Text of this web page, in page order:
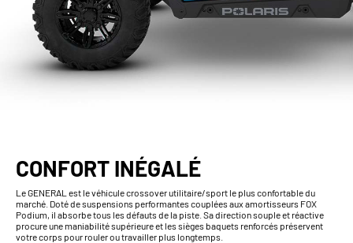
CONFORT INÉGALÉ
Le GENERAL est le véhicule crossover utilitaire/sport le plus confortable du
marché. Doté de suspensions performantes couplées aux amortisseurs FOX
Podium, il absorbe tous les défauts de la piste. Sa direction souple et réactive
procure une maniabilité supérieure et les sièges baquets renforcés préservent
votre corps pour rouler ou travailler plus longtemps.